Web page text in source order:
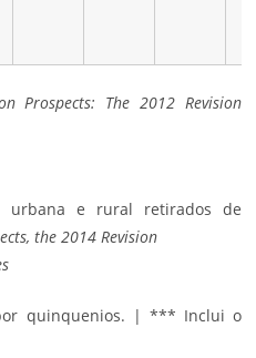
Prospects: The 2012 Revision
urbana e rural retirados de
the 2014 Revision
quinquenios. | *** Inclui o